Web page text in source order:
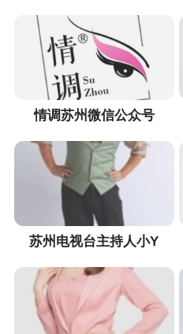
情调苏州微信公众号
苏州电视台主持人小Y